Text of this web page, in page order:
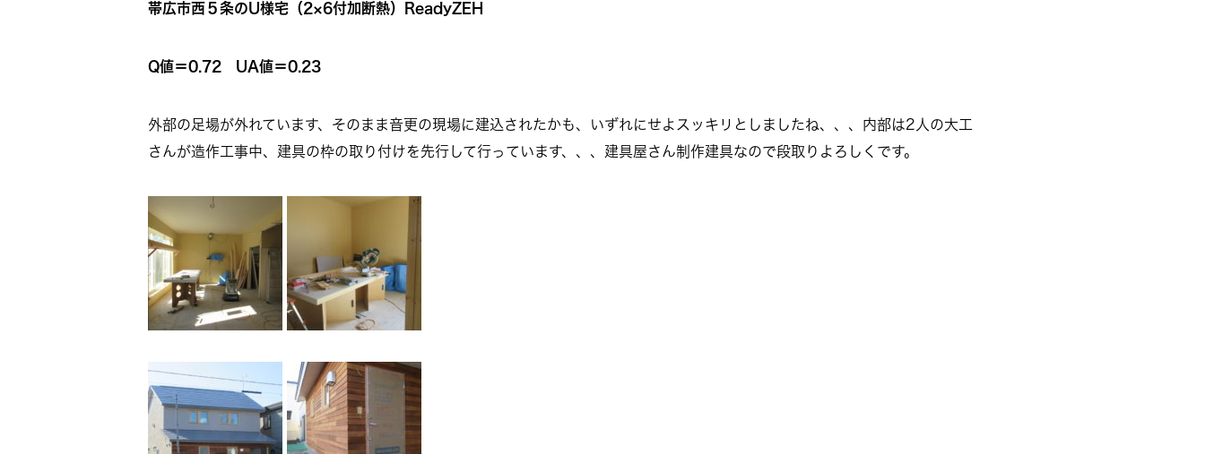
帯広市西５条のU様宅（2×6付加断熱）ReadyZEH
Q値＝0.72 UA値＝0.23
外部の足場が外れています、そのまま音更の現場に建込されたかも、いずれにせよスッキリとしましたね、、、内部は2人の大工
さんが造作工事中、建具の枠の取り付けを先行して行っています、、、建具屋さん制作建具なので段取りよろしくです。